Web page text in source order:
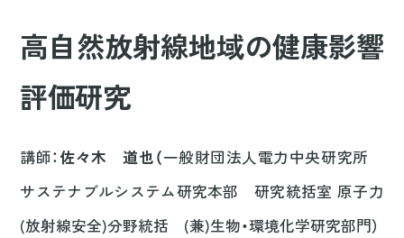
高自然放射線地域の健康影響
評価研究
講師：佐々木 道也（一般財団法人電力中央研究所
サステナブルシステム研究本部 研究統括室 原子力
(放射線安全)分野統括 (兼)生物・環境化学研究部門）